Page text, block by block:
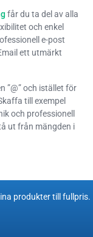
får du ta del av alla
och enkel
e-post
ett utmärkt
”@” och istället för
till exempel
och professionell
ut från mängden i
produkter till fullpris​.